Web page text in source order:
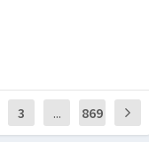
3 ... 869